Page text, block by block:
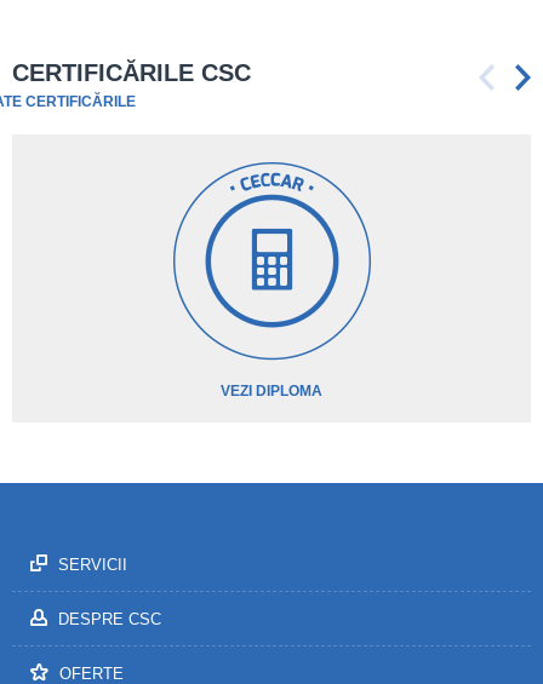
CERTIFICĂRILE CSC
CERTIFICĂRILE
VEZI DIPLOMA
SERVICII
DESPRE CSC
OFERTE